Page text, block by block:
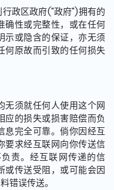
政区政府("政府")拥有的
确性或完整性，或在任何
示或隐含的保证，亦无须
何原故而引致的任何损失
无须就任何人使用这个网
应的损失或损害赔偿而负
息完全可靠。倘你因经互
要求经互联网向你传送信
责。经互联网传递的信
或传送受阻，或可能会因
错误传送。